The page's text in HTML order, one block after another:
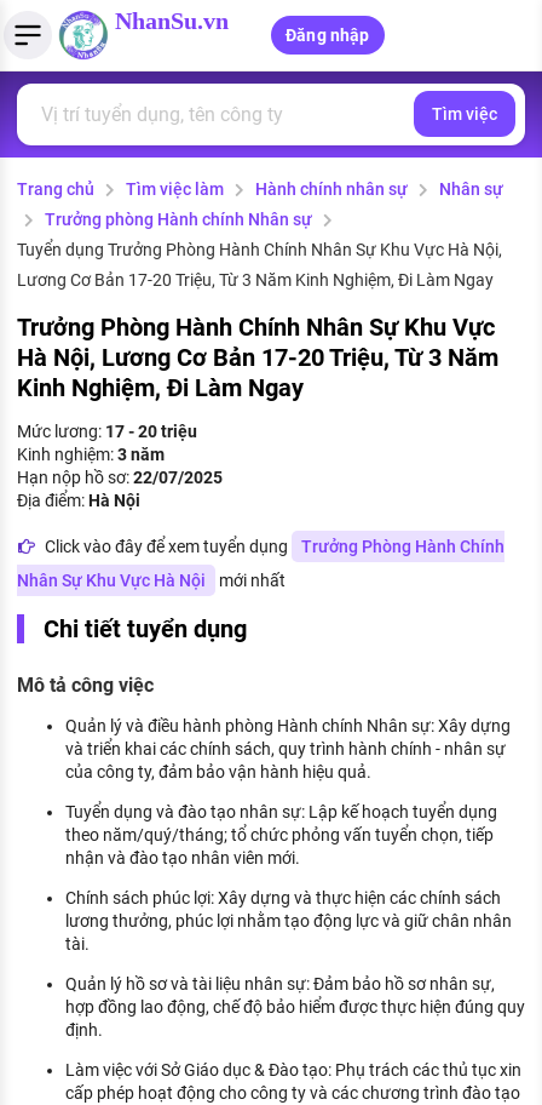
NhanSu.vn
Đăng nhập
Tìm việc làm
Việc làm ngành luật
Việc làm lương cao
CÔNG TY
Danh sách nhà tuyển dụng
Nhà tuyển dụng hàng đầu
Quản lý CV
Tải CV lên
Tạo CV trực tuyến
MẪU CV THEO STYLE
Mẫu CV đơn giản
Mẫu CV hiện đại
Tính lương Gross - Net
Tính thuế thu nhập cá nhân
Tính trợ cấp thất nghiệp
PHÁP LUẬT VIỆT NAM
Văn bản pháp luật
Chính sách mới
PHÁP LUẬT LAO ĐỘNG
Bảo hiểm và phúc lợi
Hồ sơ biểu mẫu
KHÁM PHÁ NGHỀ NGHIỆP
Tử vi nghề nghiệp
HƯỚNG NGHIỆP VIỆC LÀM
Đặc trưng từng nghề
XÂY DỰNG VÀ PHÁT TRIỂN ĐỘI NGŨ
NHÂN SỰ
TUYỂN DỤNG VIỆC LÀM
Tìm việc
Trang chủ Tìm việc làm Hành chính nhân sự
Nhân sự
Trưởng phòng Hành chính Nhân sự
Tuyển dụng Trưởng Phòng Hành Chính Nhân Sự Khu Vực Hà Nội,
Lương Cơ Bản 17-20 Triệu, Từ 3 Năm Kinh Nghiệm, Đi Làm Ngay
Trưởng Phòng Hành Chính Nhân Sự Khu Vực
Hà Nội, Lương Cơ Bản 17-20 Triệu, Từ 3 Năm
Kinh Nghiệm, Đi Làm Ngay
Mức lương: 17 - 20 triệu
Kinh nghiệm:3 năm
Hạn nộp hồ sơ:22/07/2025
Địa điểm:Hà Nội
Click vào đây để xem tuyển dụng
Trưởng Phòng Hành Chính
Nhân Sự Khu Vực Hà Nội
mới nhất
Chi tiết tuyển dụng
Mô tả công việc
Quản lý và điều hành phòng Hành chính Nhân sự: Xây dựng
và triển khai các chính sách, quy trình hành chính - nhân sự
của công ty, đảm bảo vận hành hiệu quả.
Tuyển dụng và đào tạo nhân sự: Lập kế hoạch tuyển dụng
theo năm/quý/tháng; tổ chức phỏng vấn tuyển chọn, tiếp
nhận và đào tạo nhân viên mới.
Chính sách phúc lợi: Xây dựng và thực hiện các chính sách
lương thưởng, phúc lợi nhằm tạo động lực và giữ chân nhân
tài.
Quản lý hồ sơ và tài liệu nhân sự: Đảm bảo hồ sơ nhân sự,
hợp đồng lao động, chế độ bảo hiểm được thực hiện đúng quy
định.
Làm việc với Sở Giáo dục & Đào tạo: Phụ trách các thủ tục xin
cấp phép hoạt động cho công ty và các chương trình đào tạo